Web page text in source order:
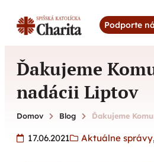
Podporte
Ďakujeme
nadácii Liptov
Domov Blog Ďakujeme
17.06.2021 Aktuálne správy